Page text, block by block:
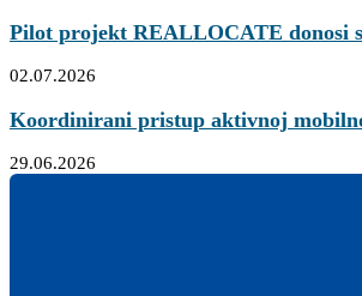
Pilot projekt REALLOCATE donosi
02.07.2026
Koordinirani pristup aktivnoj
29.06.2026